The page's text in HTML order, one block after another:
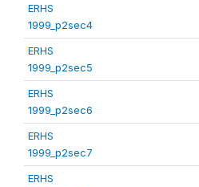
ERHS
1999_p2sec4
ERHS
1999_p2sec5
ERHS
1999_p2sec6
ERHS
1999_p2sec7
ERHS